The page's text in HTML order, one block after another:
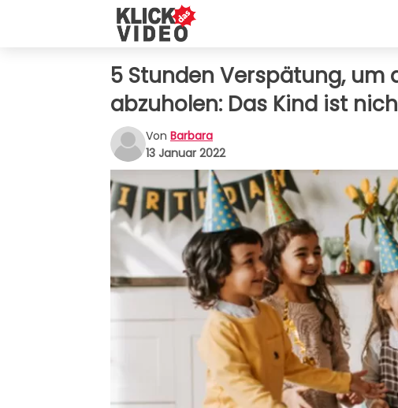
5 Stunden Verspätung, um
abzuholen: Das Kind ist
Von Barbara
13 Januar 2022